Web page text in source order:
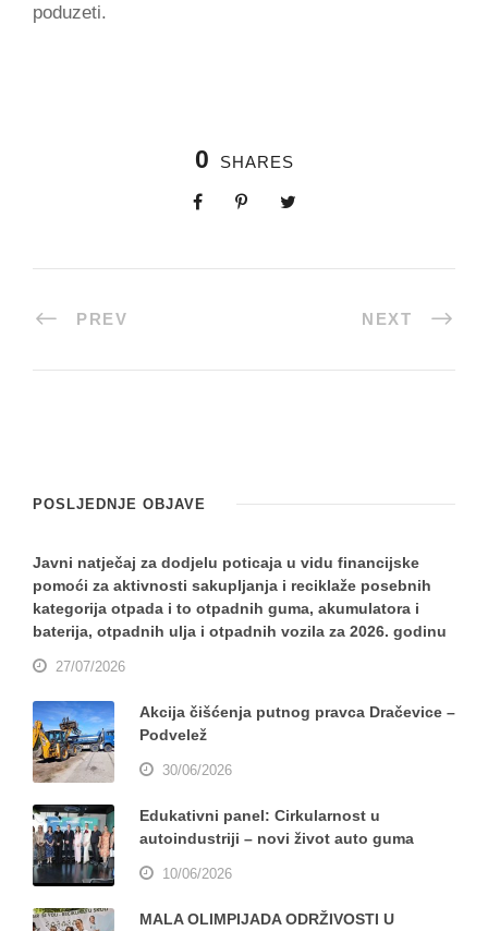
poduzeti.
0 SHARES
PREV NEXT
POSLJEDNJE OBJAVE
Javni natječaj za dodjelu poticaja u vidu financijske
pomoći za aktivnosti sakupljanja i reciklaže posebnih
kategorija otpada i to otpadnih guma, akumulatora i
baterija, otpadnih ulja i otpadnih vozila za 2026. godinu
27/07/2026
Akcija čišćenja putnog pravca Dračevice –
Podvelež
30/06/2026
Edukativni panel: Cirkularnost u
autoindustriji – novi život auto guma
10/06/2026
MALA OLIMPIJADA ODRŽIVOSTI U